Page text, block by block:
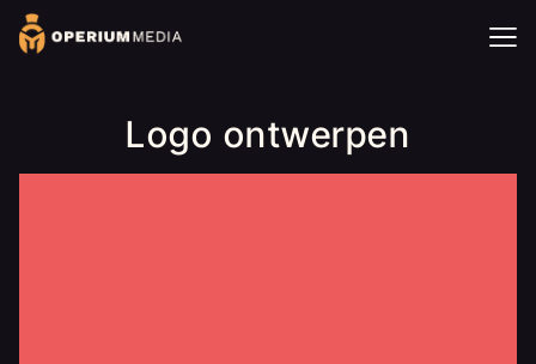
Logo ontwerpen